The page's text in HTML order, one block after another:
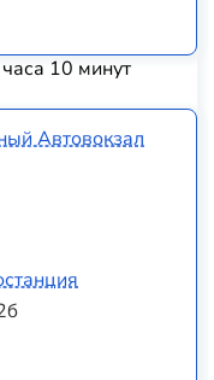
10 минут
Автовокзал